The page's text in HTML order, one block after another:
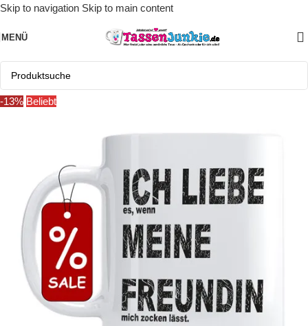
Skip to navigation Skip to main content
MENÜ
-13% Beliebt